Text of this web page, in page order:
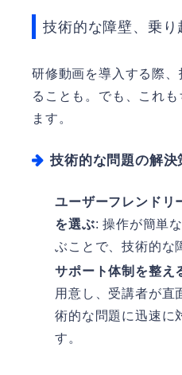
技術的な障壁、乗り
研修動画を導入する際
ることも。でも、これ
ます。
技術的な問題の解決
ユーザーフレンドリ
を選ぶ: 操作が簡単
ぶことで、技術的な
サポート体制を整え
用意し、受講者が直
術的な問題に迅速に
す。